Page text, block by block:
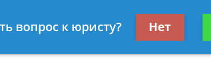
Получите
вопрос к юристу? Нет